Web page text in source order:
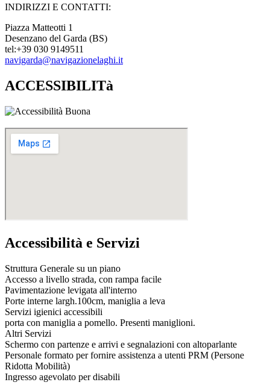
INDIRIZZI E CONTATTI:​
Piazza Matteotti 1
Desenzano del Garda (BS)
tel:+39 030 9149511
navigarda@navigazionelaghi.it
ACCESSIBILITà
Accessibilità e Servizi
Struttura Generale su un piano
Accesso a livello strada, con rampa facile
Pavimentazione levigata all'interno
Porte interne largh.100cm, maniglia a leva
Servizi igienici accessibili
porta con maniglia a pomello. Presenti maniglioni.
Altri Servizi
Schermo con partenze e arrivi e segnalazioni con altoparlante
Personale formato per fornire assistenza a utenti PRM (Persone
Ridotta Mobilità)
Ingresso agevolato per disabili